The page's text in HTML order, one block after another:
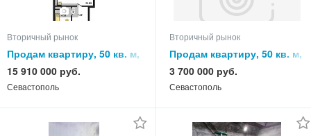
6
Вторичный рынок
Продам квартиру, 50 кв. м,
этаж
15 910 000 руб.
Севастополь
Вторичный рынок
Продам квартиру, 50 кв. м,
этаж
3 700 000 руб.
Севастополь